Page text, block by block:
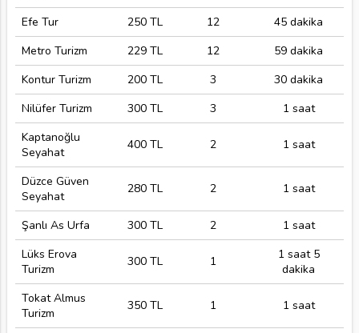
Efe Tur 250 TL 12
45 dakika
Metro Turizm
229 TL 12
59 dakika
Kontur Turizm
200 TL 3
30 dakika
Nilüfer Turizm
300 TL 3
1 saat
Kaptanoğlu
Seyahat
400 TL 2 1 saat
Düzce Güven
Seyahat
280 TL 2 1 saat
Şanlı As Urfa 300 TL 2
1 saat
Lüks Erova
Turizm
300 TL 1
1 saat 5
dakika
Tokat Almus
Turizm
350 TL 1 1 saat